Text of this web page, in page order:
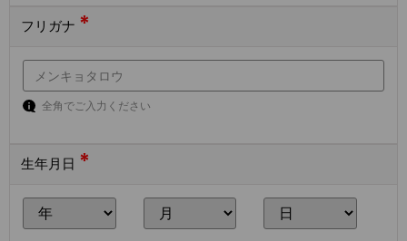
フリガナ *
全角でご入力ください
生年月日 *